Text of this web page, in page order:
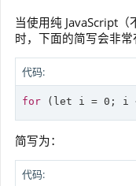
当使用纯 JavaScript（
时，下面的简写会非常
代码:
for ( let
简写为：
代码: